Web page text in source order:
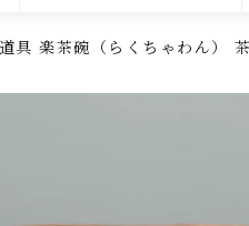
具 楽茶碗（らくちゃわん）